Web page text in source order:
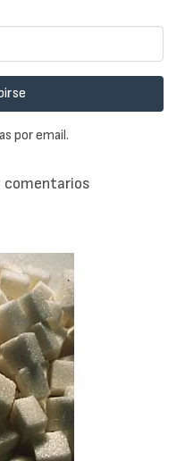
comentarios
por email.